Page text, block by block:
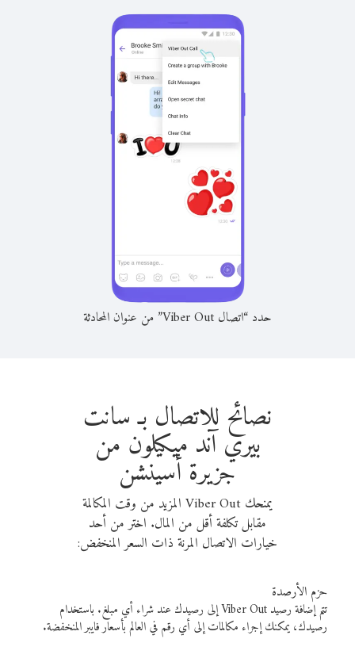
حدد “اتصال Viber Out” من عنوان المحادثة
نصائح للاتصال بـ سانت
بيري آند ميكيلون من
جزيرة أسينشن
يمنحك Viber Out المزيد من وقت المكالمة
مقابل تكلفة أقل من المال. اختر من أحد
خيارات الاتصال المرنة ذات السعر المنخفض:
حزم الأرصدة
تتم إضافة رصيد Viber Out إلى رصيدك عند شراء أي مبلغ. باستخدام
رصيدك، يمكنك إجراء مكالمات إلى أي رقم في العالم بأسعار فايبر المنخفضة.